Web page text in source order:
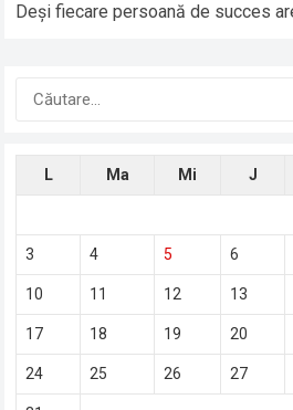
Deși fiecare persoană de succes
Caută
L Ma Mi J
3 4 5 6
10 11 12 13
17 18 19 20
24 25 26 27